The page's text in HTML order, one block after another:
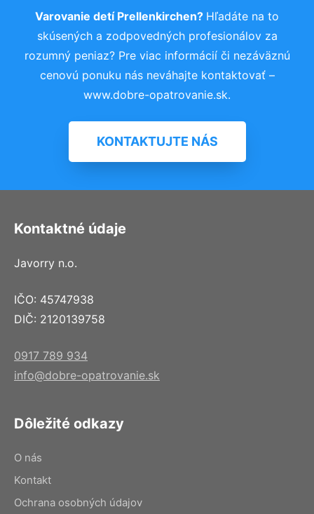
Varovanie detí Prellenkirchen? Hľadáte na to
skúsených a zodpovedných profesionálov za
rozumný peniaz? Pre viac informácií či nezáväznú
cenovú ponuku nás neváhajte kontaktovať –
www.dobre-opatrovanie.sk.
KONTAKTUJTE NÁS
Kontaktné údaje
Javorry n.o.
IČO: 45747938
DIČ: 2120139758
0917 789 934
info@dobre-opatrovanie.sk
Dôležité odkazy
O nás
Kontakt
Ochrana osobných údajov